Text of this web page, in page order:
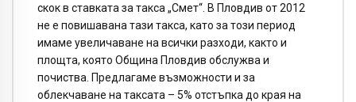
скок в ставката за такса „Смет“. В Пловдив от 2012
не е повишавана тази такса, като за този период
имаме увеличаване на всички разходи, както и
площта, която Община Пловдив обслужва и
почиства. Предлагаме възможности и за
облекчаване на таксата – 5% отстъпка до края на